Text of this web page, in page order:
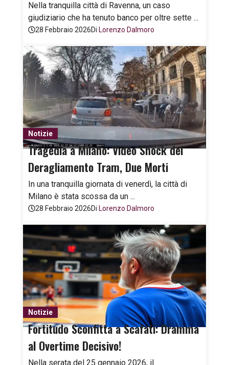
Nella tranquilla città di Ravenna, un caso
giudiziario che ha tenuto banco per oltre sette ...
28 Febbraio 2026Di Lorenzo Dalmoro
Notizie
Tragedia a Milano: Video Shock del
Deragliamento Tram, Due Morti
In una tranquilla giornata di venerdì, la città di
Milano è stata scossa da un ...
28 Febbraio 2026Di Lorenzo Dalmoro
Notizie
Fortitudo Sconfitta a Scafati: Dramma
al Overtime Decisivo!
Nella serata del 25 gennaio 2026, il